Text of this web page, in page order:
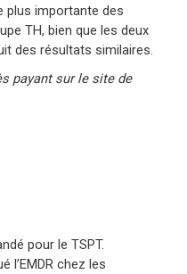
plus importante des
TH, bien que les deux
des résultats similaires.
payant sur le site de
pour le TSPT.
l’EMDR chez les